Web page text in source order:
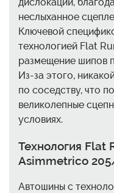
неслыханное
Ключевой
технологией Flat
размещение шипов
Из-за этого,
по соседству, что
великолепные
условиях.
Технология Flat
Asimmetrico
Автошины с